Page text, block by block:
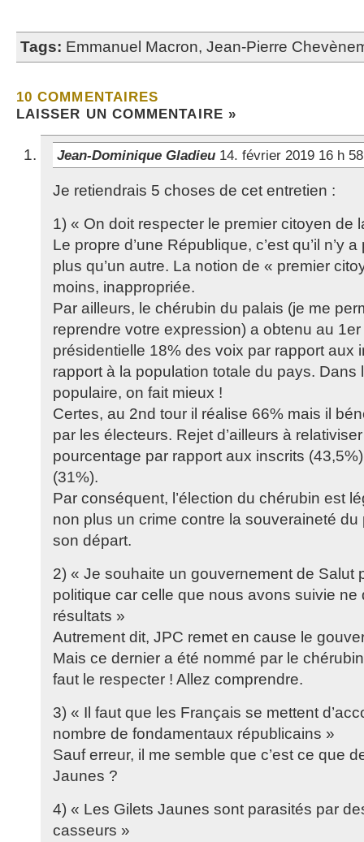
Tags: Emmanuel Macron, Jean-Pierre
10 COMMENTAIRES
LAISSER UN COMMENTAIRE »
Jean-Dominique Gladieu 14. février 2019 16 h
Je retiendrais 5 choses de cet entretien :
1) « On doit respecter le premier citoyen de
Le propre d’une République, c’est qu’il n’y
plus qu’un autre. La notion de « premier
moins, inappropriée.
Par ailleurs, le chérubin du palais (je me
reprendre votre expression) a obtenu au
présidentielle 18% des voix par rapport aux
rapport à la population totale du pays. Dans
populaire, on fait mieux !
Certes, au 2nd tour il réalise 66% mais il
par les électeurs. Rejet d’ailleurs à
pourcentage par rapport aux inscrits
(31%).
Par conséquent, l’élection du chérubin est
non plus un crime contre la souveraineté
son départ.
2) « Je souhaite un gouvernement de Salut
politique car celle que nous avons suivie
résultats »
Autrement dit, JPC remet en cause le
Mais ce dernier a été nommé par le
faut le respecter ! Allez comprendre.
3) « Il faut que les Français se mettent
nombre de fondamentaux républicains »
Sauf erreur, il me semble que c’est ce que
Jaunes ?
4) « Les Gilets Jaunes sont parasités par
casseurs »